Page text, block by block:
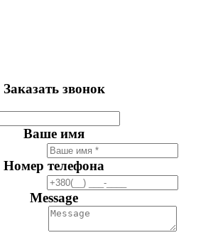
Заказать звонок
Ваше имя
Номер телефона
Message